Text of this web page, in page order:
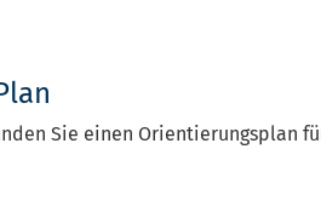
Sie einen Orientierungsplan